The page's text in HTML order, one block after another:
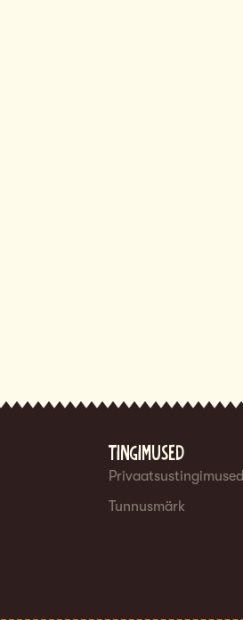
Tingimused
Privaatsustingimused
Tunnusmärk